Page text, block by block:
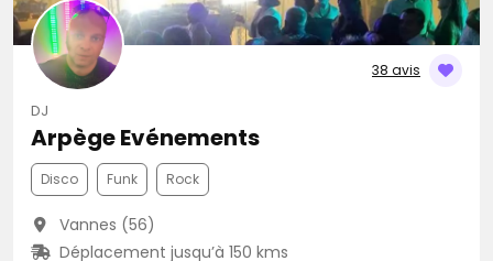
38 avis
DJ
Arpège Evénements
Disco Funk Rock
Vannes (56)
Déplacement jusqu’à 150 kms